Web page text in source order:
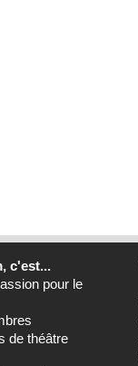
c'est...
pour le
de théâtre